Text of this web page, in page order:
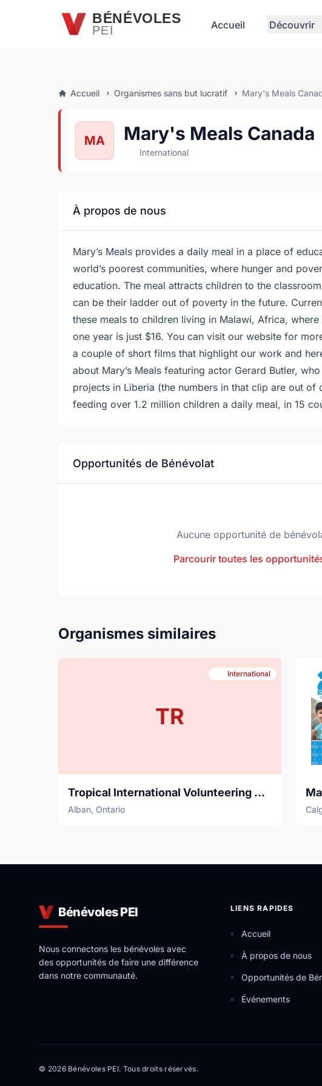
Passer au contenu principalBÉNÉVOLES
PEI Accueil Découvrir
Accueil Organismes sans but lucratif Mary's Meals
MA Mary's Meals Canada
International
À propos de nous
Mary’s Meals provides a daily meal in a place of
world’s poorest communities, where hunger and
education. The meal attracts children to the
can be their ladder out of poverty in the future.
these meals to children living in Malawi, Africa,
one year is just $16. You can visit our website for
a couple of short films that highlight our work and
about Mary’s Meals featuring actor Gerard Butler,
projects in Liberia (the numbers in that clip are out of
feeding over 1.2 million children a daily meal, in 15
Opportunités de Bénévolat
Aucune opportunité de
Parcourir toutes les
Organismes similaires
TR
International
Tropical International Volunteering & Exchange services
Alban, Ontario
Bénévoles PEI
Nous connectons les bénévoles avec
des opportunités de faire une différence
dans notre communauté.
LIENS RAPIDES
Accueil
À propos de nous
Opportunités de
Événements
© 2026 Bénévoles PEI. Tous droits réservés.